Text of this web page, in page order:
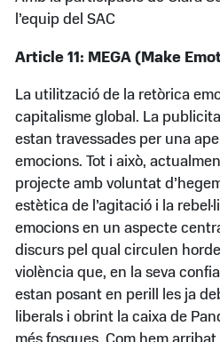
l’equip del SAC
Article 11: MEGA (Make
La utilització de la retòrica
capitalisme global. La
estan travessades per una
emocions. Tot i això,
projecte amb voluntat
estètica de l’agitació i la
emocions en un aspecte
discurs pel qual circulen
violència que, en la seva
estan posant en perill les ja
liberals i obrint la caixa de